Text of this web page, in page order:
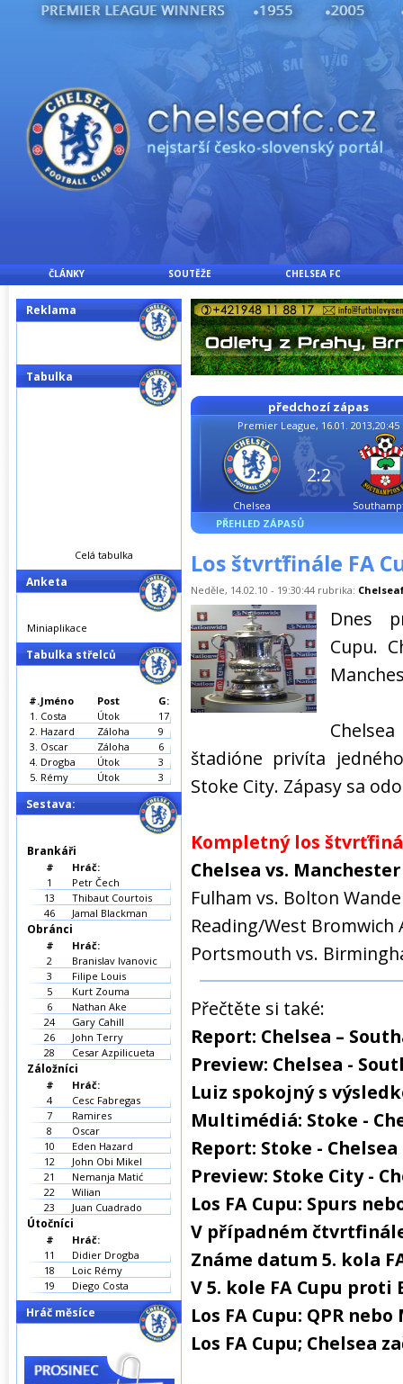
ČLÁNKY SOUTĚŽE CHELSEA FC
předchozí zápas
Premier League, 16.01. 2013,20:45
Chelsea
2:2
PŘEHLED ZÁPASŮ
Los štvrťfinále FA
Neděle, 14.02.10 - 19:30:44 rubrika:
Dnes
Cupu.
štadióne privíta
Stoke City. Zápasy sa
Kompletný los
Chelsea vs.
Fulham vs. Bolton
Reading/West
Portsmouth vs.
Přečtěte si také:
Report: Chelsea –
Preview: Chelsea -
Luiz spokojný s
Multimédiá: Stoke -
Report: Stoke - Chelsea
Preview: Stoke City -
Los FA Cupu: Spurs
V případném
Známe datum 5. kola
V 5. kole FA Cupu
Los FA Cupu: QPR nebo
Los FA Cupu; Chelsea
Reklama
Tabulka
Celá tabulka
Anketa
Miniaplikace
Tabulka střelců
#.Jméno Post
G:
1. Costa Útok
17
2. Hazard Záloha
9
3. Oscar Záloha
6
4. Drogba Útok
3
5. Rémy Útok 3
Sestava:
Brankáři
#
Hráč:
1
Petr Čech
13
Thibaut Courtois
46
Jamal Blackman
Obránci
#
Hráč:
2
Branislav Ivanovic
3
Filipe Louis
5
Kurt Zouma
6
Nathan Ake
24
Gary Cahill
26
John Terry
28
Cesar Azpilicueta
Záložníci
#
Hráč:
4
Cesc Fabregas
7
Ramires
8
Oscar
10
Eden Hazard
12
John Obi Mikel
21
Nemanja Matić
22
Wilian
23
Juan Cuadrado
Útočníci
#
Hráč:
11
Didier Drogba
18
Loic Rémy
19
Diego Costa
Hráč měsíce